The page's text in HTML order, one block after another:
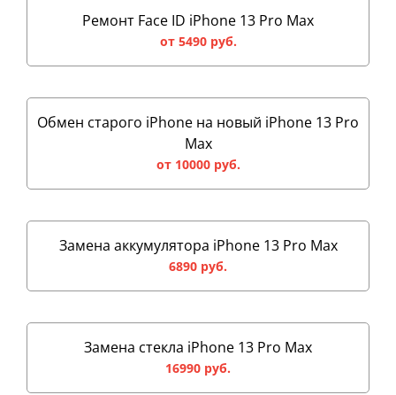
Ремонт Face ID iPhone 13 Pro Max
от 5490 руб.
Обмен старого iPhone на новый iPhone 13 Pro
Max
от 10000 руб.
Замена аккумулятора iPhone 13 Pro Max
6890 руб.
Замена стекла iPhone 13 Pro Max
16990 руб.